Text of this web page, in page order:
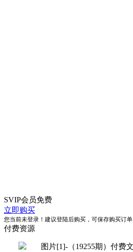
SVIP会员免费
立即购买
您当前未登录！建议登陆后购买，可保存购买订单
付费资源